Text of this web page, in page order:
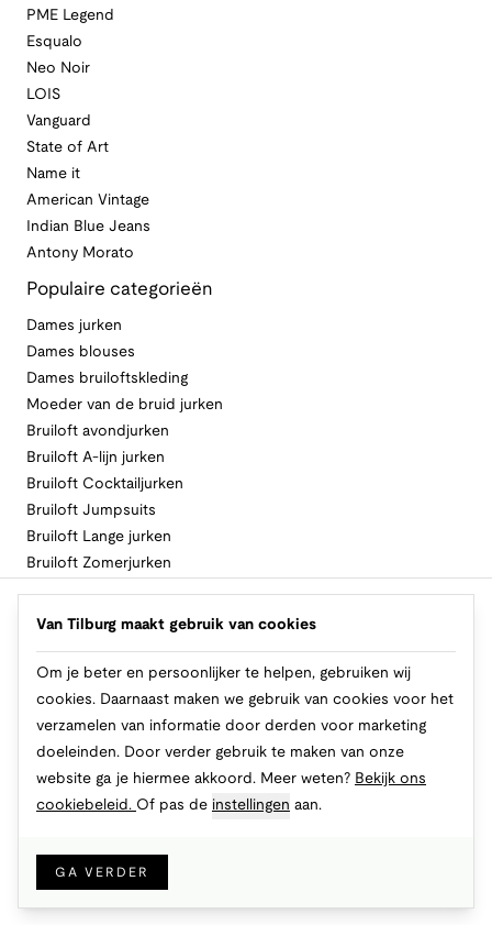
PME Legend
Esqualo
Neo Noir
LOIS
Vanguard
State of Art
Name it
American Vintage
Indian Blue Jeans
Antony Morato
Populaire categorieën
Dames jurken
Dames blouses
Dames bruiloftskleding
Moeder van de bruid jurken
Bruiloft avondjurken
Bruiloft A-lijn jurken
Bruiloft Cocktailjurken
Bruiloft Jumpsuits
Bruiloft Lange jurken
Bruiloft Zomerjurken
Volg Van Tilburg
Makkelijk en veilig betalen
Cookies
Van Tilburg maakt gebruik van cookies
Om je beter en persoonlijker te helpen, gebruiken wij
cookies. Daarnaast maken we gebruik van cookies voor het
verzamelen van informatie door derden voor marketing
doeleinden. Door verder gebruik te maken van onze
website ga je hiermee akkoord. Meer weten? Bekijk ons
cookiebeleid. Of pas de instellingen aan.
GA VERDER